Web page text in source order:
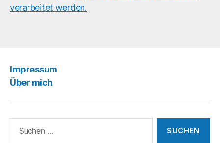
verarbeitet werden.
Impressum
Über mich
nach: